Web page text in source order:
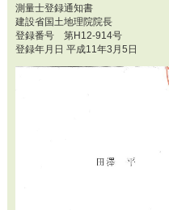
測量士登録通知書
建設省国土地理院院長
登録番号 第H12-914号
登録年月日 平成11年3月5日